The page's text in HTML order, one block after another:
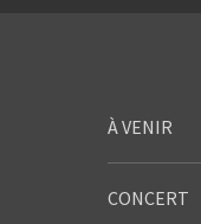
À VENIR
CONCERT